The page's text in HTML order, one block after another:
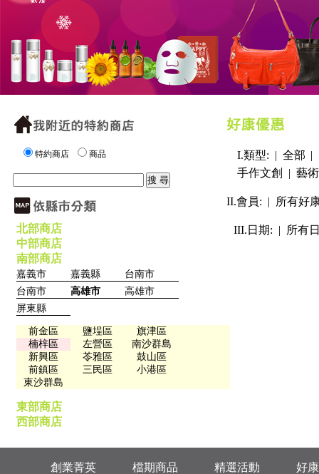
特約商店 商品
北部商店
中部商店
南部商店
嘉義市 嘉義縣
台南市
台南市
高雄市
高雄市
屏東縣
前金區 鹽埕區
旗津區
楠梓區
左營區
南沙群島
新興區
苓雅區
鼓山區
前鎮區
三民區
小港區
東沙群島
東部商店
西部商店
I.類型: | 全部 |
手作文創
| 藝
II.會員: | 所有好
III.日期: | 所有
創業菁英
檔期商品
精選活動
好